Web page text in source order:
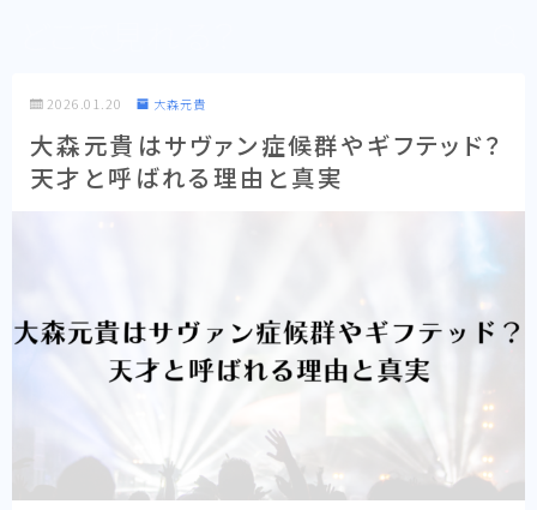
2026.01.20 大森元貴
大森元貴はサヴァン症候群やギフテッド？
天才と呼ばれる理由と真実